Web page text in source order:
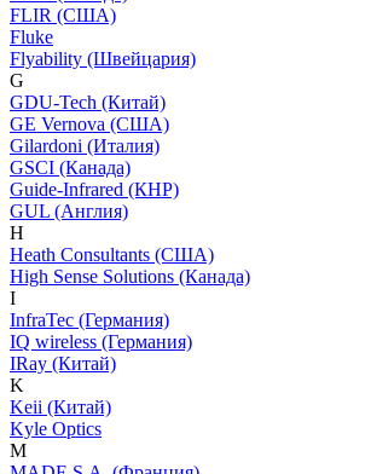
FLIR (США)
Fluke
Flyability (Швейцария)
G
GDU-Tech (Китай)
GE Vernova (США)
Gilardoni (Италия)
GSCI (Канада)
Guide-Infrared (КНР)
GUL (Англия)
H
Heath Consultants (США)
High Sense Solutions (Канада)
I
InfraTec (Германия)
IQ wireless (Германия)
IRay (Китай)
K
Keii (Китай)
Kyle Optics
M